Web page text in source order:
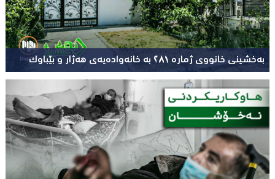
بەخشینی خانووی ژمارە ٢٨١ بە خانەوادەیەی هەژار و بێباوک